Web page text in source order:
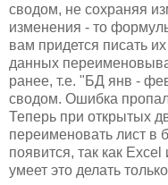
сводом, не сохраняя
изменения - то
вам придется писать
данных
ранее, т.е. "БД янв -
сводом. Ошибка
Теперь при открытых
переименовать лист в
появится, так как
умеет это делать